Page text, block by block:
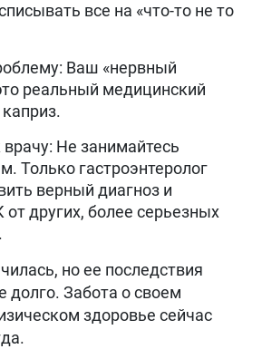
все на «что-то не то
Ваш «нервный
реальный медицинский
врачу: Не занимайтесь
Только гастроэнтеролог
верный диагноз и
от других, более серьезных
но ее последствия
долго. Забота о своем
здоровье сейчас